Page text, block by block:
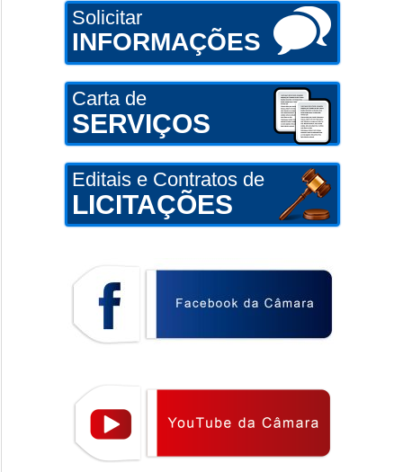
Solicitar
INFORMAÇÕES
Carta de
SERVIÇOS
Editais e Contratos de
LICITAÇÕES